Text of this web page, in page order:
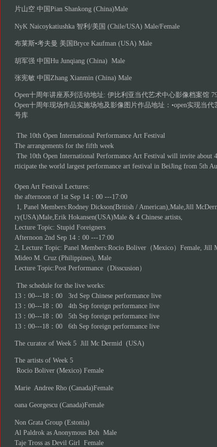
片山空 中国Pian Shankong (China)Male
NyK Naicoykatiushka 智利/美国 (Chile/USA) Male/Female
布莱斯•考夫曼 美国Bryce Kaufman (USA) Male
胡军强 中国Hu Junqiang (China) Male
张宪敏 中国Zhang Xianmin (China) Male
Open十周年讲座系列活动地址: 伊比利亚当代艺术中心影像档案馆
Open十周年现场作品实施场地及影像图片作品地址：•open实现当
号库
The 10th Open International Performance Art Festival
The arrangements for the fifth week
The 10th Open International Performance Art Festival will invite about
rticipate the world largest performance art festival in BeiJing from 5th
Open Art Festival Lectures:
the afternoon of 1st Sep 14：00 ---17:00
1, Panel Members:Rodney Dickson(British / American),Male,Jill
ry(USA)Male,Erik Hokansen(USA)Male & 4 Chinese artists,
Lecture Topic: Stupid Foreigners
Afternoon 2nd Sep 14：00 ---17:00
2, Lecture Topic: Panel Members:Rocio Boliver（Mexico）Female, Jill
Mideo M. Cruz (Philippines), Male
Lecture Topic:Post Performance（Disscusion）
The schedule for the live works:
13：00---18：00 3rd Sep Chinese performance live
13：00---18：00 4th Sep foreign performance live
13：00---18：00 5th Sep foreign performance live
13：00---18：00 6th Sep foreign performance live
The curator of Week 5 Jill Mc Dermid (USA)
The artists of Week 5
Rocio Boliver (Mexico) Female
Marie Andree Rho (Canada)Female
oana Georgescu (Canada)Female
Non Grata Group (Estonia)
Al Paldrok as Anonymous Boh Male
Taje Tross as Devil Girl Female